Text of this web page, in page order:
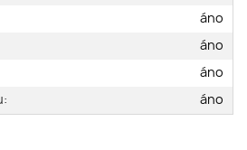
áno
áno
áno
áno